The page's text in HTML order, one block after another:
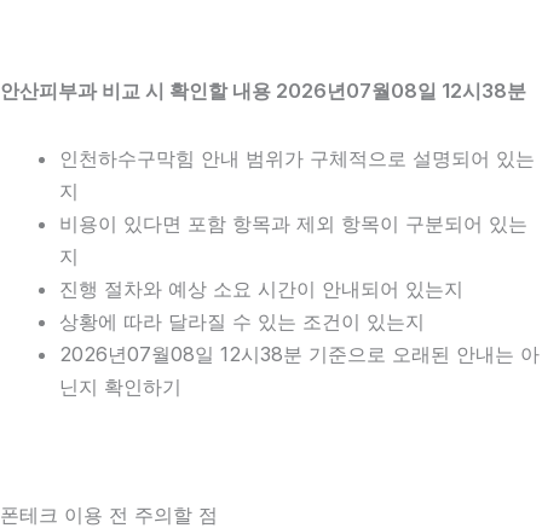
안산피부과 비교 시 확인할 내용 2026년07월08일 12시38분
인천하수구막힘 안내 범위가 구체적으로 설명되어 있는
지
비용이 있다면 포함 항목과 제외 항목이 구분되어 있는
지
진행 절차와 예상 소요 시간이 안내되어 있는지
상황에 따라 달라질 수 있는 조건이 있는지
2026년07월08일 12시38분 기준으로 오래된 안내는 아
닌지 확인하기
폰테크 이용 전 주의할 점